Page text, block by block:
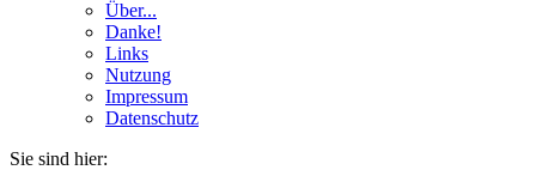
Über...
Danke!
Links
Nutzung
Impressum
Datenschutz
Sie sind hier: